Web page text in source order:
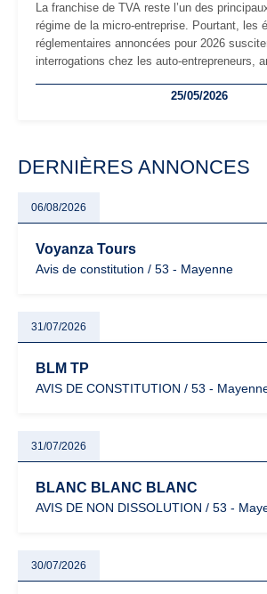
La franchise de TVA reste l’un des
régime de la micro-entreprise. Pourtant, les
réglementaires annoncées pour 2026
interrogations chez les auto-entrepreneurs,
facturation ou risque de bascule vers la TVA
25/05/2026
DERNIÈRES ANNONCES
06/08/2026
Voyanza Tours
Avis de constitution / 53 - Mayenne
31/07/2026
BLM TP
AVIS DE CONSTITUTION / 53 -
31/07/2026
BLANC BLANC BLANC
AVIS DE NON DISSOLUTION / 53 -
30/07/2026